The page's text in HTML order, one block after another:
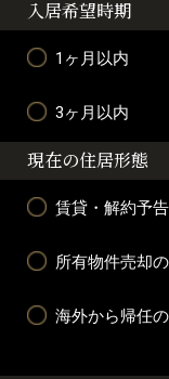
入居希望時期
1ヶ月以内
3ヶ月以内
現在の住居形態
賃貸・解約予
所有物件売却
海外から帰任